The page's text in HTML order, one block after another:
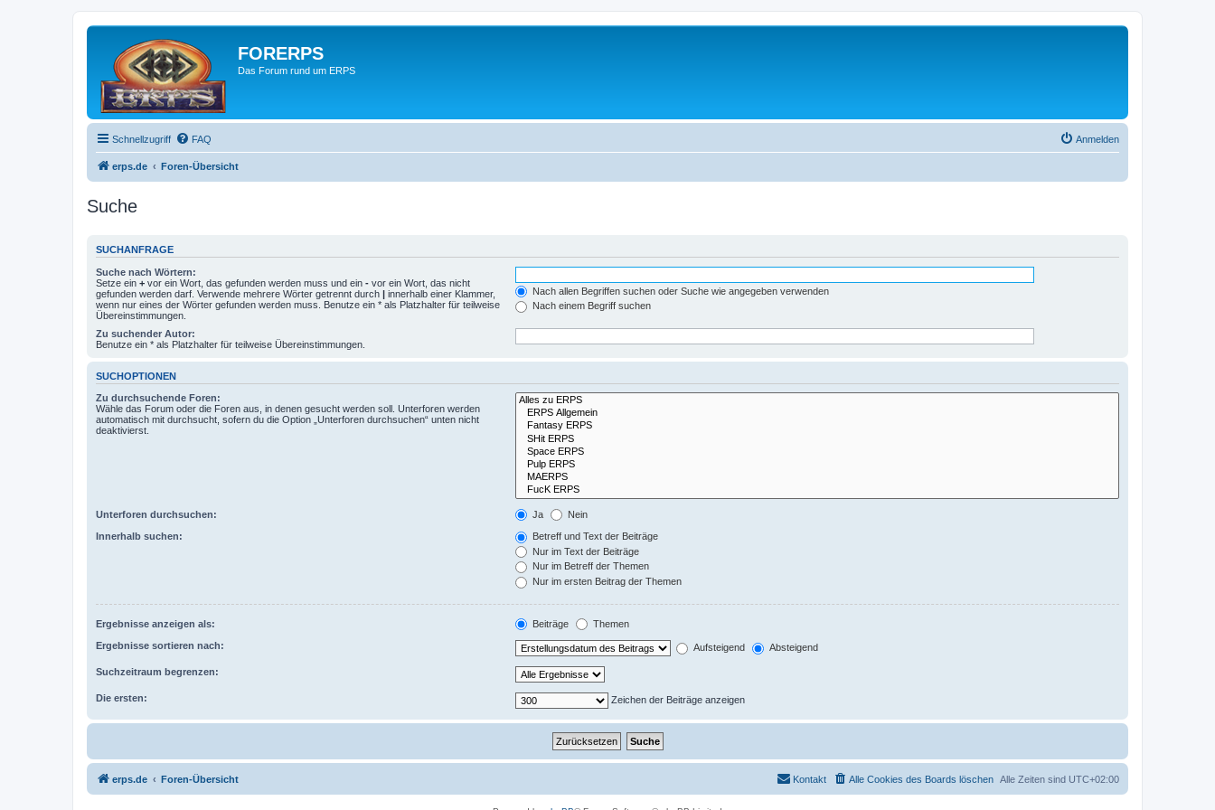
FORERPS
Das Forum rund um ERPS
Schnellzugriff FAQ Anmelden
erps.de Foren-Übersicht
Suche
SUCHANFRAGE
Suche nach Wörtern:
Setze ein + vor ein Wort, das gefunden werden muss und ein - vor ein Wort, das nicht
gefunden werden darf. Verwende mehrere Wörter getrennt durch | innerhalb einer Klammer,
wenn nur eines der Wörter gefunden werden muss. Benutze ein * als Platzhalter für teilweise
Übereinstimmungen.
Nach allen Begriffen suchen oder Suche wie angegeben verwenden
Nach einem Begriff suchen
Zu suchender Autor:
Benutze ein * als Platzhalter für teilweise Übereinstimmungen.
SUCHOPTIONEN
Zu durchsuchende Foren:
Wähle das Forum oder die Foren aus, in denen gesucht werden soll. Unterforen werden
automatisch mit durchsucht, sofern du die Option „Unterforen durchsuchen“ unten nicht
deaktivierst.
Unterforen durchsuchen: Ja Nein
Innerhalb suchen:
Betreff und Text der Beiträge
Nur im Text der Beiträge
Nur im Betreff der Themen
Nur im ersten Beitrag der Themen
Ergebnisse anzeigen als: Beiträge Themen
Ergebnisse sortieren nach: Aufsteigend Absteigend
Suchzeitraum begrenzen:
Die ersten: Zeichen der Beiträge anzeigen
erps.de Foren-Übersicht Alle Zeiten sind UTC+02:00
Alle Cookies des Boards löschen
Kontakt